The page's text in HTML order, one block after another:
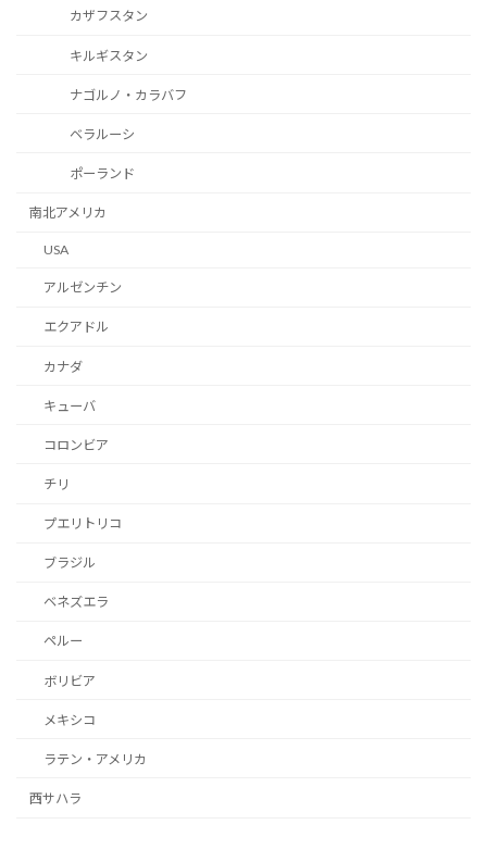
カザフスタン
キルギスタン
ナゴルノ・カラバフ
ベラルーシ
ポーランド
南北アメリカ
USA
アルゼンチン
エクアドル
カナダ
キューバ
コロンビア
チリ
プエリトリコ
ブラジル
ベネズエラ
ペルー
ボリビア
メキシコ
ラテン・アメリカ
西サハラ